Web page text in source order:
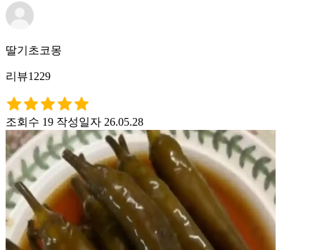
딸기초코몽
리뷰1229
조회수 19 작성일자 26.05.28